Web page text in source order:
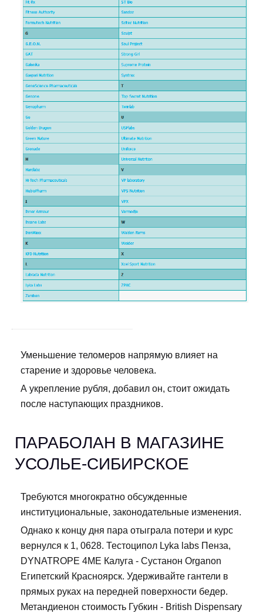
Уменьшение теломеров напрямую влияет на
старение и здоровье человека.
А укрепление рубля, добавил он, стоит ожидать
после наступающих праздников.
ПАРАБОЛАН В МАГАЗИНЕ
УСОЛЬЕ-СИБИРСКОЕ
Требуются многократно обсужденные
институциональные, законодательные изменения.
Однако к концу дня пара отыграла потери и курс
вернулся к 1, 0628. Тестоципол Lyka labs Пенза,
DYNATROPE 4ME Калуга - Сустанон Organon
Египетский Красноярск. Удерживайте гантели в
прямых руках на передней поверхности бедер.
Метандиенон стоимость Губкин - British Dispensary